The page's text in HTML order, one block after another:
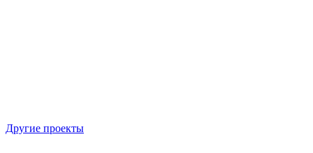
Другие проекты